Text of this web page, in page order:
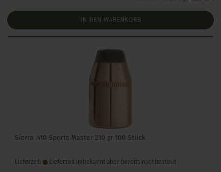
IN DEN WARENKORB
Sierra .410 Sports Master 210 gr 100 Stück
Lieferzeit: Lieferzeit unbekannt aber bereits nachbestellt